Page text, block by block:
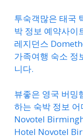
투숙객많은 태국
박 정보 예약사이
레지던스
가족여행 숙소 정
니다.
뷰좋은 영국 버밍
하는 숙박 정보 어
Novotel
Hotel Novotel